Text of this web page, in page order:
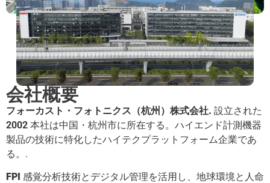
会社概要
フォーカスト・フォトニクス（杭州）株式会社. 設立された
2002 本社は中国・杭州市に所在する。ハイエンド計測機器
製品の技術に特化したハイテクプラットフォーム企業であ
る。.
FPI 感覚分析技術とデジタル管理を活用し、地球環境と人命